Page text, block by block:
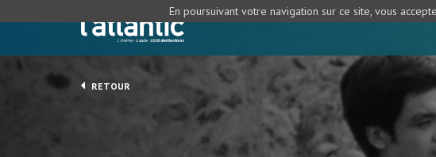
RETOUR
En poursuivant votre navigation sur ce site, vous